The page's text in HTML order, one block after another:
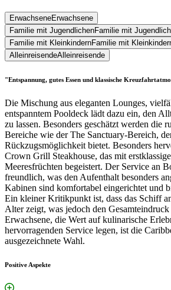
ErwachseneErwachsene
Familie mit JugendlichenFamilie mit
Familie mit KleinkindernFamilie mit
AlleinreisendeAlleinreisende
"Entspannung, gutes Essen und klassische
Die Mischung aus eleganten Lounges,
entspanntem Pooldeck lädt dazu ein, den
zu lassen. Besonders geschätzt werden die
Bereiche wie der The Sanctuary-Bereich,
Rückzugsmöglichkeit bietet. Besonders
Crown Grill Steakhouse, das mit
Meeresfrüchten begeistert. Der Service an
freundlich, was den Aufenthalt besonders
Kabinen sind komfortabel eingerichtet und
Ein kleiner Kritikpunkt ist, dass das Schiff
Alter zeigt, was jedoch den
Erwachsene, die Wert auf kulinarische
hervorragenden Service legen, ist die
ausgezeichnete Wahl.
Positive Aspekte